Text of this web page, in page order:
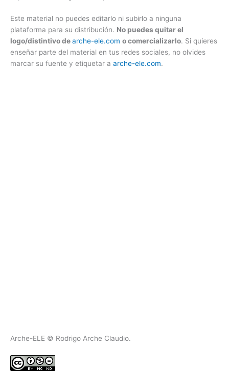
Este material no puedes editarlo ni subirlo a ninguna
plataforma para su distribución. No puedes quitar el
logo/distintivo dearche-ele.com o comercializarlo. Si quieres
enseñar parte del material en tus redes sociales, no olvides
marcar su fuente y etiquetar a arche-ele.com.
Arche-ELE © Rodrigo Arche Claudio.